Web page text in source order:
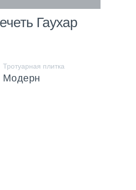
Гаухар
Тротуарная плитка
Модерн